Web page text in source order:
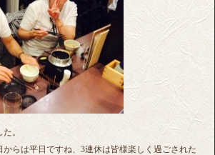
。
らは平日ですね、3連休は皆様楽しく過ごされた